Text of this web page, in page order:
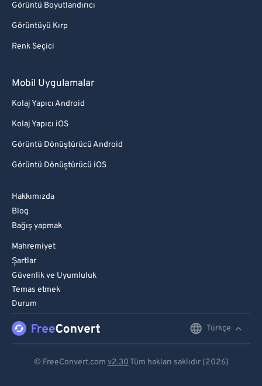
Görüntü Boyutlandırıcı
Görüntüyü Kırp
Renk Seçici
Mobil Uygulamalar
Kolaj Yapıcı Android
Kolaj Yapıcı iOS
Görüntü Dönüştürücü Android
Görüntü Dönüştürücü iOS
Hakkımızda
Blog
Bağış yapmak
Mahremiyet
Şartlar
Güvenlik ve Uyumluluk
Temas etmek
Durum
Türkçe
© FreeConvert.com v2.30 Tüm hakları saklıdır (2026)